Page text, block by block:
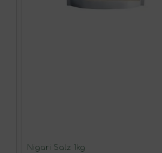
Nigari Salz 1kg